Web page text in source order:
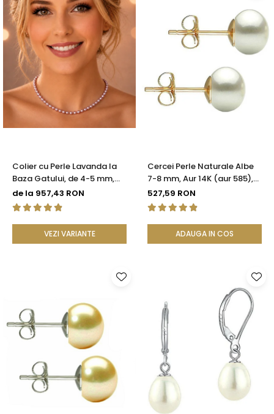
Colier cu Perle Lavanda la
Baza Gatului, de 4-5 mm,
Perle Rare, Calitate AAA+,
Aur 14K | KASKADDA®
de la 957,43 RON
VEZI VARIANTE
Cercei Perle Naturale Albe
7-8 mm, Aur 14K (aur 585),
Calitatea AAA | KASKADDA®
527,59 RON
ADAUGA IN COS